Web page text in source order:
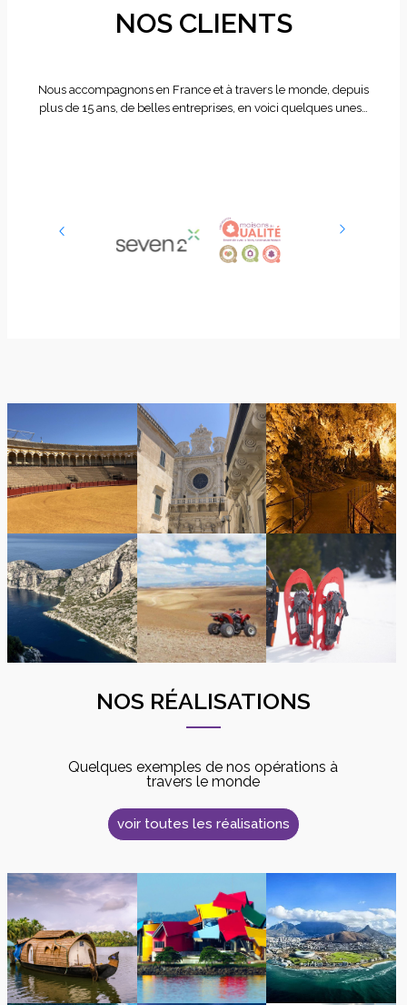
NOS CLIENTS
Nous accompagnons en France et à travers le monde, depuis
plus de 15 ans, de belles entreprises, en voici quelques unes…
NOS RÉALISATIONS
Quelques exemples de nos opérations à
travers le monde
voir toutes les réalisations